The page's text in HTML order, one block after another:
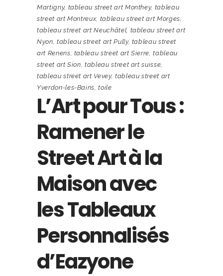
Martigny, tableau street art Monthey, tableau
street art Montreux, tableau street art Morges
tableau street art Neuchâtel tableau street art
Nyon tableau street art Pully, tableau street
art Renens tableau street art Sierre ,tableau
street art Sion ,tableau street art suisse
tableau street art Vevey, tableau street art
Yverdon-les-Bains ,toile
L’Art pour Tous :
Ramener le
Street Art à la
Maison avec
les Tableaux
Personnalisés
d’Eazyone